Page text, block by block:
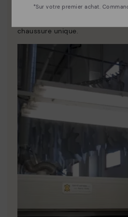
Découvrez suite
chaussure unique.
*Sur votre premier achat.